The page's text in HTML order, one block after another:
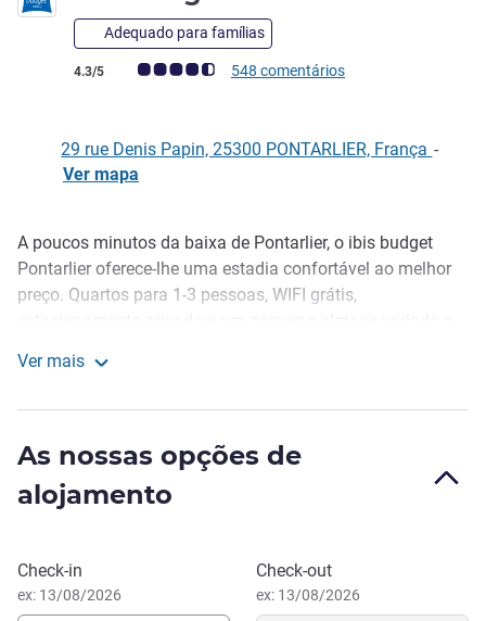
Adequado para famílias
Nota clientes Avis (Classificação ALL)
4.3/5 548 comentários
29 rue Denis Papin, 25300 PONTARLIER, França -
Ver mapa
Descrição
A poucos minutos da baixa de Pontarlier, o ibis budget
Pontarlier oferece-lhe uma estadia confortável ao melhor
preço. Quartos para 1-3 pessoas, WIFI grátis,
família ou numa viagem de negócios. Também pode
Diretora do Hotel
Pontarlier é uma cidade emblemática nas Haut-Doubs, é
Ver mais
As nossas opções de
alojamento
Reservar este hotel
Check-in
ex: 13/08/2026
Check-out
ex: 13/08/2026